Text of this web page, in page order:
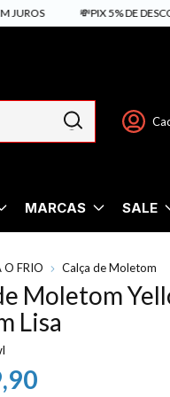
💸PIX 5% DE DESCONTO
MARCAS SALE
O FRIO Calça de Moletom
Moletom
Lisa